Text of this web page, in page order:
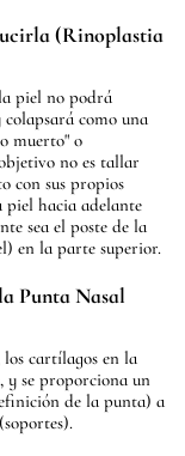
(Rinoplastia
piel no podrá
colapsará como una
muerto" o
no es tallar
con sus propios
hacia adelante
sea el poste de la
en la parte superior.
Punta Nasal
cartílagos en la
y se proporciona un
de la punta) a